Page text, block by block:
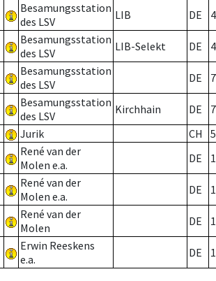
Besamungsstation
des LSV
LIB DE
Besamungsstation
des LSV
LIB-Selekt DE
Besamungsstation
des LSV
DE 7
Besamungsstation
des LSV
Kirchhain DE
7
Jurik CH
René van der
Molen e.a.
DE
René van der
Molen e.a.
DE
René van der
Molen
DE
Erwin Reeskens
e.a.
DE